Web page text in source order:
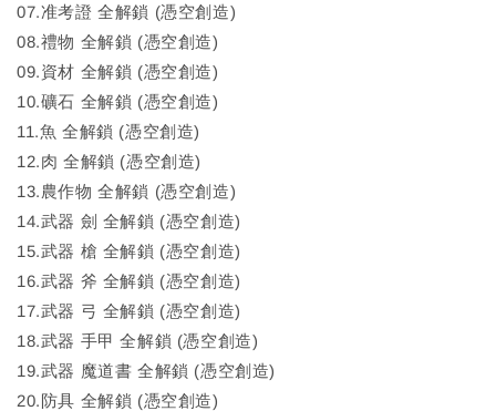
07.准考證 全解鎖 (憑空創造)
08.禮物 全解鎖 (憑空創造)
09.資材 全解鎖 (憑空創造)
10.礦石 全解鎖 (憑空創造)
11.魚 全解鎖 (憑空創造)
12.肉 全解鎖 (憑空創造)
13.農作物 全解鎖 (憑空創造)
14.武器 劍 全解鎖 (憑空創造)
15.武器 槍 全解鎖 (憑空創造)
16.武器 斧 全解鎖 (憑空創造)
17.武器 弓 全解鎖 (憑空創造)
18.武器 手甲 全解鎖 (憑空創造)
19.武器 魔道書 全解鎖 (憑空創造)
20.防具 全解鎖 (憑空創造)